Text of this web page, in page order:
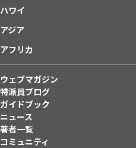
ハワイ
アジア
アフリカ
ウェブマガジン
特派員ブログ
ガイドブック
ニュース
著者一覧
コミュニティ